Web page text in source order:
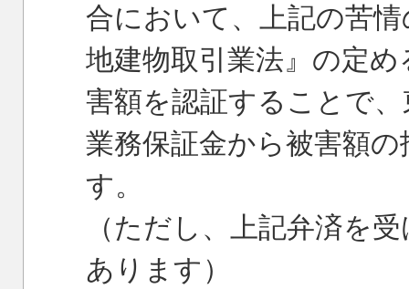
合において、上記の苦
地建物取引業法』の定
害額を認証することで
業務保証金から被害額
す。
（ただし、上記弁済を
あります）